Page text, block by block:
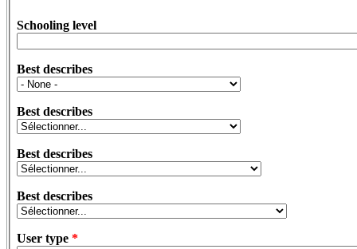
Schooling level
Best describes
Best describes
Best describes
Best describes
User type *